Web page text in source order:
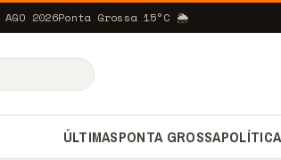
2026Ponta Grossa 15°C 🌦️
ÚLTIMASPONTA GROSSAPOLÍTICA